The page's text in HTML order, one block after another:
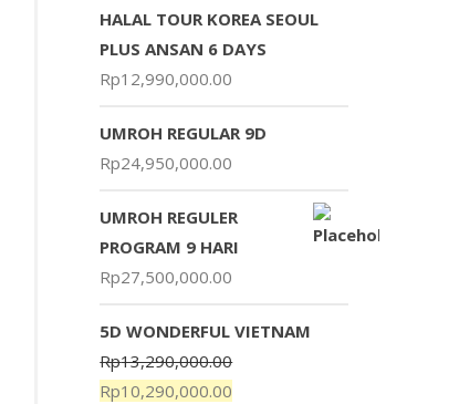
HALAL TOUR KOREA SEOUL
PLUS ANSAN 6 DAYS
Rp12,990,000.00
UMROH REGULAR 9D
Rp24,950,000.00
UMROH REGULER
PROGRAM 9 HARI
Rp27,500,000.00
5D WONDERFUL VIETNAM
Rp13,290,000.00
Rp10,290,000.00